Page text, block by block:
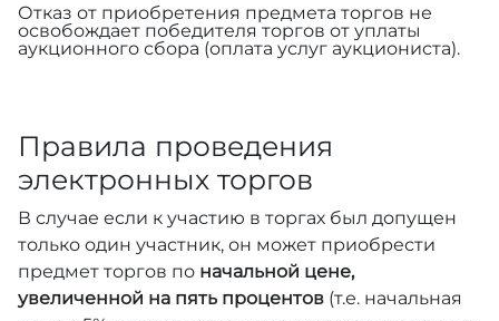
Отказ от приобретения предмета торгов не
освобождает победителя торгов от уплаты
аукционного сбора (оплата услуг аукциониста).
Правила проведения
электронных торгов
В случае если к участию в торгах был допущен
только один участник, он может приобрести
предмет торгов по начальной цене,
увеличенной на пять процентов (т.е. начальная